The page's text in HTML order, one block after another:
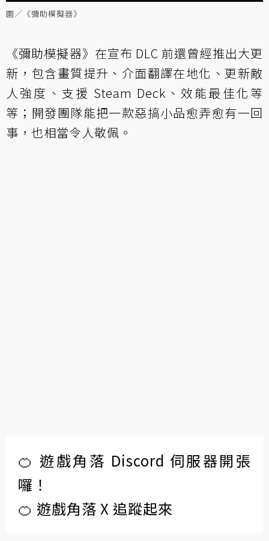
圖／《彌助模擬器》
《彌助模擬器》在宣布 DLC 前還曾經推出大更
新，包含畫質提升、介面翻譯在地化、更新敵
人強度、支援 Steam Deck、效能最佳化等
等；開發團隊能把一款惡搞小品愈弄愈有一回
事，也相當令人敬佩。
🍊 遊戲角落 Discord 伺服器開張
囉！
🍊 遊戲角落 X 追蹤起來